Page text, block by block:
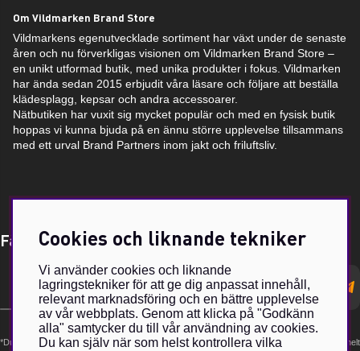
Om Vildmarken Brand Store
Vildmarkens egenutvecklade sortiment har växt under de senaste
åren och nu förverkligas visionen om Vildmarken Brand Store –
en unikt utformad butik, med unika produkter i fokus. Vildmarken
har ända sedan 2015 erbjudit våra läsare och följare att beställa
klädesplagg, kepsar och andra accessoarer.
Nätbutiken har vuxit sig mycket populär och med en fysisk butik
hoppas vi kunna bjuda på en ännu större upplevelse tillsammans
med ett urval Brand Partners inom jakt och friluftsliv.
Få Magasin Vildmarken direkt till din e-post!*
postadress
*Du kan även få erbjudanden och nyheter från samarbetspartners. Din prenumeration är helt
Cookies och liknande tekniker
Vi använder cookies och liknande
lagringstekniker för att ge dig anpassat innehåll,
relevant marknadsföring och en bättre upplevelse
av vår webbplats. Genom att klicka på "Godkänn
alla" samtycker du till vår användning av cookies.
Du kan själv när som helst kontrollera vilka